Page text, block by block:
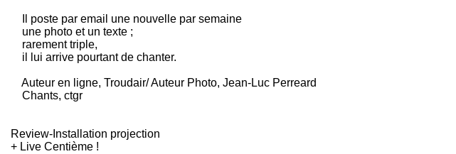
Il poste par email une nouvelle par semaine
une photo et un texte ;
rarement triple,
il lui arrive pourtant de chanter.
Auteur en ligne, Troudair/ Auteur Photo, Jean-Luc Perreard
Chants, ctgr
Review-Installation projection
+ Live Centième !